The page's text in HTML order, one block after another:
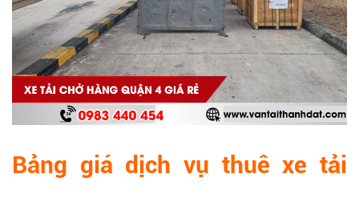
Bảng giá dịch vụ thuê xe tải